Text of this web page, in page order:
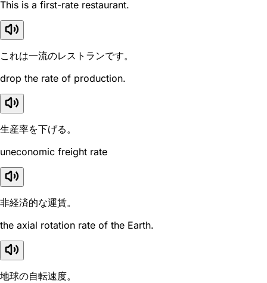
This is a first-rate restaurant.
これは一流のレストランです。
drop the rate of production.
生産率を下げる。
uneconomic freight rate
非経済的な運賃。
the axial rotation rate of the Earth.
地球の自転速度。